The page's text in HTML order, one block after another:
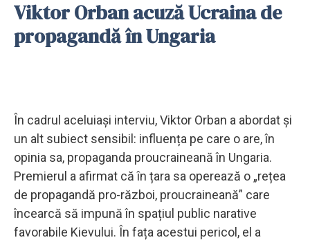
Viktor Orban acuză Ucraina de
propagandă în Ungaria
În cadrul aceluiași interviu, Viktor Orban a abordat și
un alt subiect sensibil: influența pe care o are, în
opinia sa, propaganda proucraineană în Ungaria.
Premierul a afirmat că în țara sa operează o „rețea
de propagandă pro-război, proucraineană” care
încearcă să impună în spațiul public narative
favorabile Kievului. În fața acestui pericol, el a